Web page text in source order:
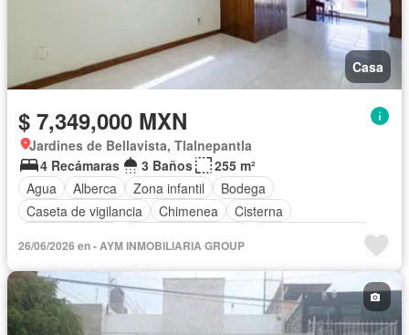
Casa
$ 7,349,000 MXN
Jardines de Bellavista, Tlalnepantla
4 Recámaras
3 Baños
255 m²
Agua
Alberca Zona infantil
Bodega
Caseta de vigilancia
Chimenea
Cisterna
Electricidad
Estacionamiento Gimnasio
Jardín
Despacho
Recámara con closet
Sala polivalente
Seguridad
Televisión por cable
Vista panorámica
Sin amueblar
26/06/2026 en - AYM INMOBILIARIA GROUP